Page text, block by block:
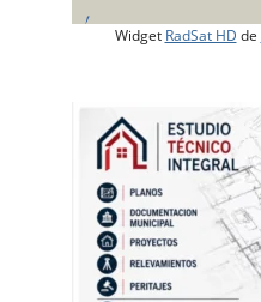
Widget RadSat HD de